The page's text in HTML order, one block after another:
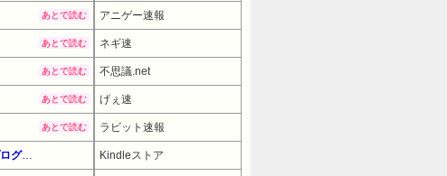
あとで読む アニゲー速報
あとで読む ネギ速
あとで読む 不思議.net
あとで読む げぇ速
あとで読む ラビット速報
【最大90%OFF】Amazon公式 Kindle本 サマーセール第1弾（コンピュータ・IT）『プリンシプル オブ プログラミング』他 Kindleストア